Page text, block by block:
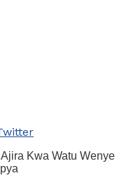
Kwa Watu Wenye